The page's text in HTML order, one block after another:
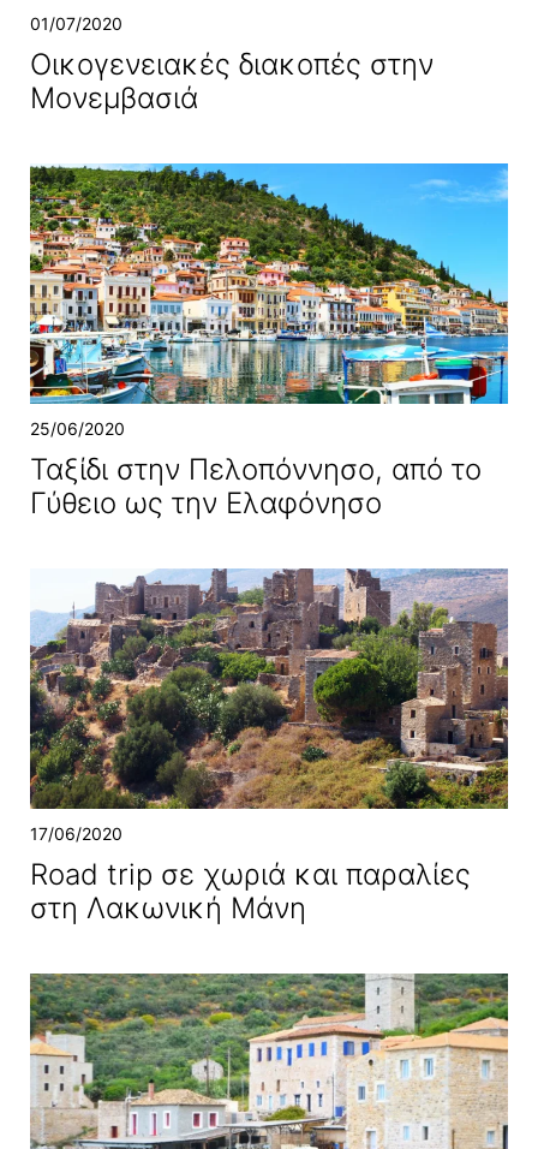
01/07/2020
Οικογενειακές διακοπές στην
Μονεμβασιά
25/06/2020
Ταξίδι στην Πελοπόννησο, από το
Γύθειο ως την Ελαφόνησο
17/06/2020
Road trip σε χωριά και παραλίες
στη Λακωνική Μάνη